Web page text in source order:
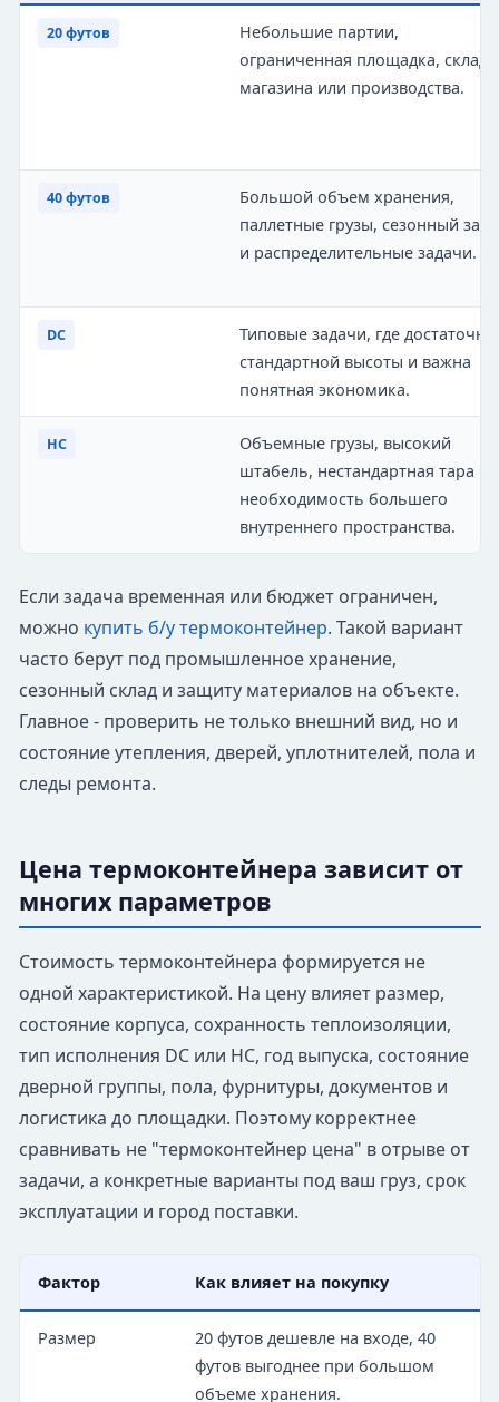
20 футов
Небольшие партии,
ограниченная площадка, склад у
магазина или производства.
40 футов
Большой объем хранения,
паллетные грузы, сезонный
и распределительные задачи.
DC
Типовые задачи, где достаточно
стандартной высоты и важна
понятная экономика.
HC
Объемные грузы, высокий
штабель, нестандартная тара
необходимость большего
внутреннего пространства.
Если задача временная или бюджет ограничен,
можно купить б/у термоконтейнер. Такой вариант
часто берут под промышленное хранение,
сезонный склад и защиту материалов на объекте.
Главное - проверить не только внешний вид, но и
состояние утепления, дверей, уплотнителей, пола и
следы ремонта.
Цена термоконтейнера зависит от
многих параметров
Стоимость термоконтейнера формируется не
одной характеристикой. На цену влияет размер,
состояние корпуса, сохранность теплоизоляции,
тип исполнения DC или HC, год выпуска, состояние
дверной группы, пола, фурнитуры, документов и
логистика до площадки. Поэтому корректнее
сравнивать не "термоконтейнер цена" в отрыве от
задачи, а конкретные варианты под ваш груз, срок
эксплуатации и город поставки.
Фактор Как влияет на покупку
Размер
20 футов дешевле на входе, 40
футов выгоднее при большом
объеме хранения.